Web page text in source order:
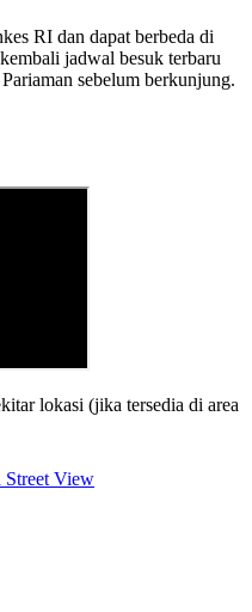
RI dan dapat berbeda di
jadwal besuk terbaru
sebelum berkunjung.
lokasi (jika tersedia di area
Street View